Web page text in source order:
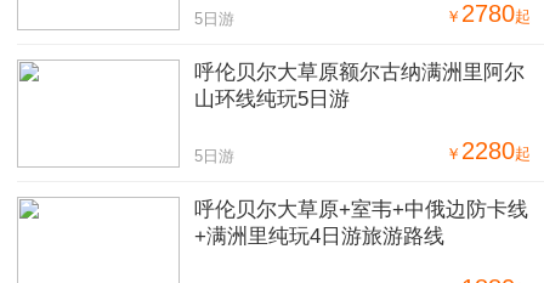
￥ 2780起
5日游
呼伦贝尔大草原额尔古纳满洲里阿尔
山环线纯玩5日游
￥ 2280起
5日游
呼伦贝尔大草原+室韦+中俄边防卡线
+满洲里纯玩4日游旅游路线